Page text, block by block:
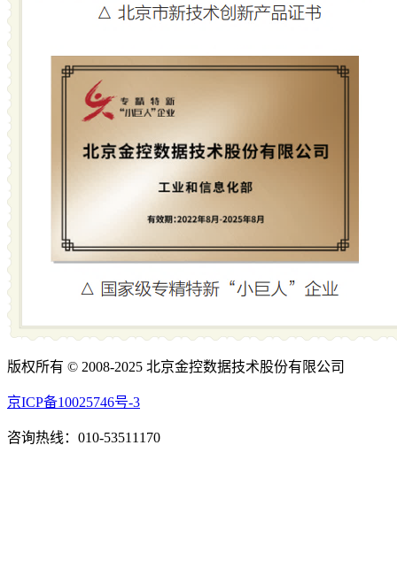
版权所有 © 2008-2025 北京金控数据技术股份有限公司
京ICP备10025746号-3
咨询热线：010-53511170